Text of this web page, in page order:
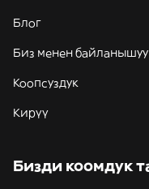
Блог
Биз менен байланышуу
Коопсуздук
Кирүү
Бизди коомдук